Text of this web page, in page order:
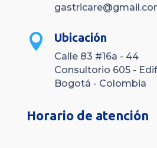
 Ubicación
Calle 83 #16a - 44
Consultorio 605 -
Bogotá - Colombia
Horario de atención